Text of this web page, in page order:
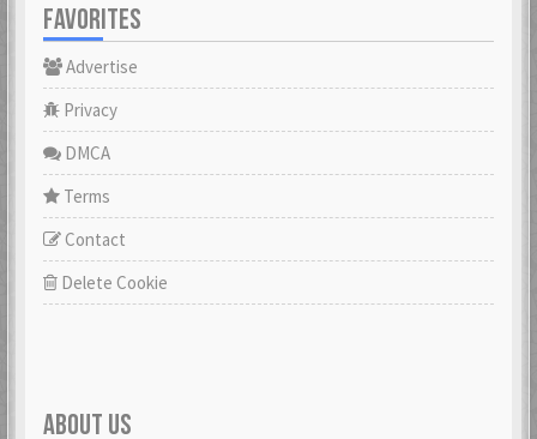
FAVORITES
Advertise
Privacy
DMCA
Terms
Contact
Delete Cookie
ABOUT US